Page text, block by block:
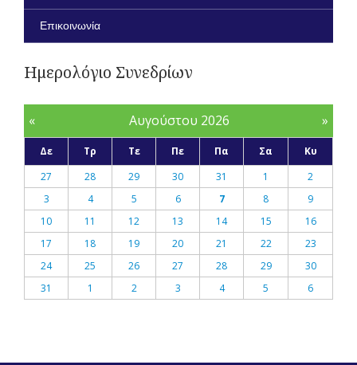
Επικοινωνία
Ημερολόγιο Συνεδρίων
« Αυγούστου 2026 »
Δε Τρ Τε Πε Πα Σα
Κυ
27
28 29 30 31 1
2
3
4 5 6 7 8
9
10
11 12 13 14 15
16
17
18 19 20 21 22
23
24
25 26 27 28 29
30
31
1 2 3 4 5 6